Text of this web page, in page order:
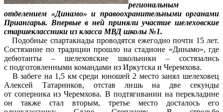
региональным
отделением «Динамо» и правоохранительными органами
Приангарья. Впервые в ней приняли участие шелеховские
старшеклассники из класса МВД школы №1.
Подобные спартакиады проводятся ежегодно почти 15 лет.
Состязание по традиции прошло на стадионе «Динамо», где
дебютанты – шелеховские школьники – состязались
с подготовленными командами из Иркутска и Черемхова.
В забеге на 1,5 км среди юношей 2 место занял шелеховец
Алексей Татарников, отстав лишь на две секунды
от соперника из Черемхова. В подтягивании на перекладине
он также стал вторым, третье место досталось его